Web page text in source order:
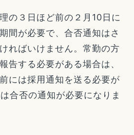
の３日ほど前の２月10日に
間が必要で、合否通知はさ
ればいけません。常勤の方
告する必要がある場合は、
には採用通知を送る必要が
合否の通知が必要になりま